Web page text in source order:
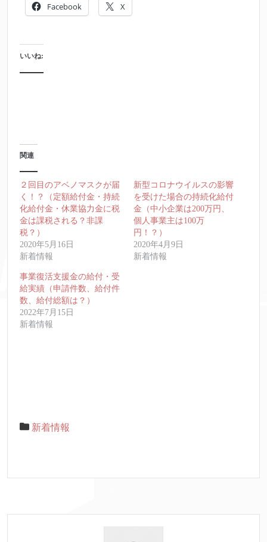
Facebook X
いいね:
関連
２回目のアベノマスクが届
く！？（定額給付金・持続
化給付金・休業協力金に税
金は課税される？非課
税？）
2020年5月16日
新着情報
新型コロナウイルスの影響
を受けた場合の持続化給付
金（中小企業は200万円、
個人事業主は100万
円！？）
2020年4月9日
新着情報
事業復活支援金の給付・受
給実績（申請件数、給付件
数、給付総額は？）
2022年7月15日
新着情報
新着情報